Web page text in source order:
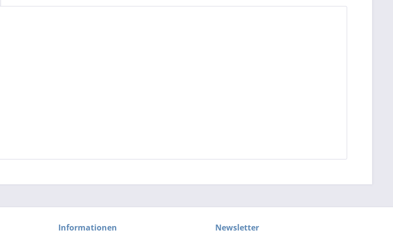
Informationen Newsletter